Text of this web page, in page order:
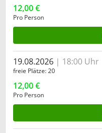
12,00 €
Pro Person
19.08.2026 18:00 Uhr
freie Plätze 20
12,00 €
Pro Person